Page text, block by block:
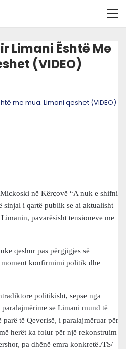
Limani Është Me
(VIDEO)
në Kërçovë “A nuk e shifni
sinjal i qartë publik se ai aktualisht
pavarësisht tensioneve me
qeshur pas përgjigjes së
konfirmimi politik dhe
politikisht, sepse nga
se Limani mund të
të Qeverisë, i paralajmëruar për
herët ka folur për një rekonstruim
pa dhënë emra konkretë./TS/